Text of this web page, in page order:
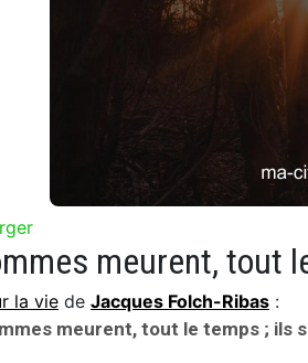
la vie de Jacques Folch-Ribas :
meurent, tout le temps ; ils